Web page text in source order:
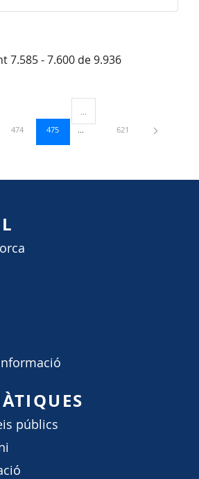
7.585 - 7.600 de 9.936
intermèdies Utilitzeu TAB per navegar.
Pàgina
474 Pàgina
475
Pàgines intermèdies Utilitzeu
Pàgina
621
públics